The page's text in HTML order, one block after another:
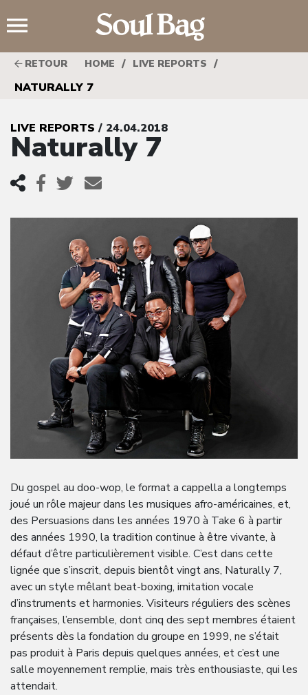
RETOUR HOME / LIVE REPORTS /
NATURALLY 7
LIVE REPORTS / 24.04.2018
Naturally 7
Du gospel au doo-wop, le format a cappella a longtemps
joué un rôle majeur dans les musiques afro-américaines, et,
des Persuasions dans les années 1970 à Take 6 à partir
des années 1990, la tradition continue à être vivante, à
défaut d’être particulièrement visible. C’est dans cette
lignée que s’inscrit, depuis bientôt vingt ans, Naturally 7,
avec un style mêlant beat-boxing, imitation vocale
d’instruments et harmonies. Visiteurs réguliers des scènes
françaises, l’ensemble, dont cinq des sept membres étaient
présents dès la fondation du groupe en 1999, ne s’était
pas produit à Paris depuis quelques années, et c’est une
salle moyennement remplie, mais très enthousiaste, qui les
attendait.